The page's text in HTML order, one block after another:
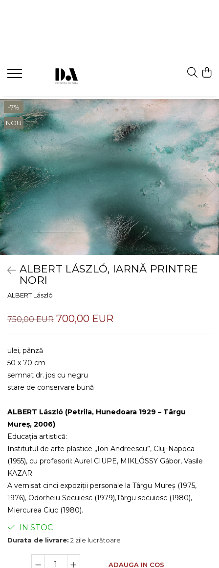
-7%
NOU
ALBERT LÁSZLÓ, IARNĂ PRINTRE
NORI
ALBERT László
750,00 EUR 700,00 EUR
ulei, pânză
50 x 70 cm
semnat dr. jos cu negru
stare de conservare bună
ALBERT László (Petrila, Hunedoara 1929 – Târgu
Mureș, 2006)
Educația artistică:
Institutul de arte plastice „Ion Andreescu”, Cluj-Napoca
(1955), cu profesorii: Aurel CIUPE, MIKLÓSSY Gábor, Vasile
KAZAR.
A vernisat cinci expoziții personale la Târgu Mureș (1975,
1976), Odorheiu Secuiesc (1979),Târgu secuiesc (1980),
Miercurea Ciuc (1980).
IN STOC
Durata de livrare: 2 zile lucrătoare
ADAUGA IN COS